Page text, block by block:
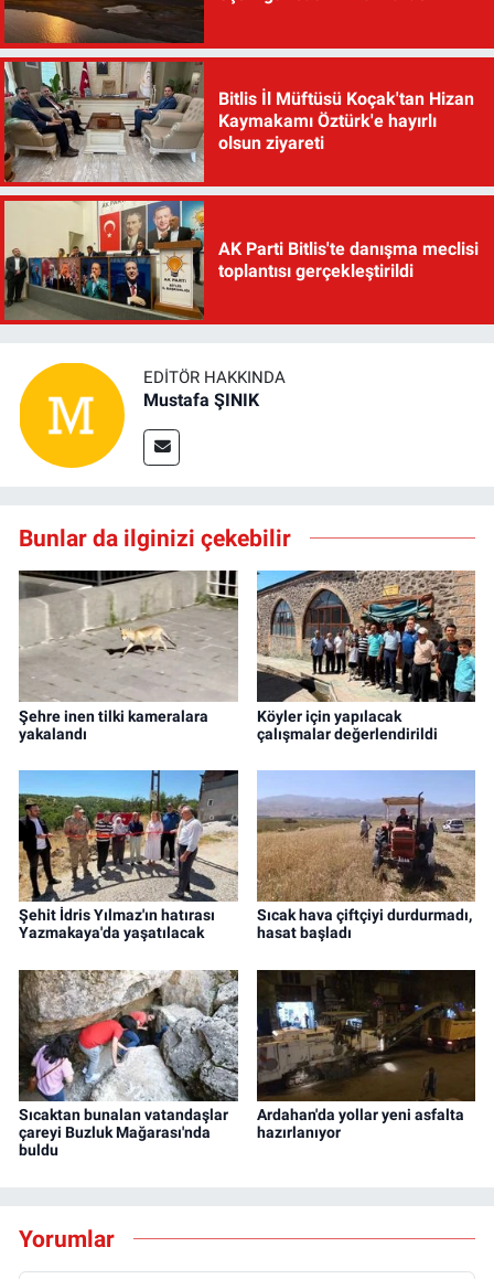
Bitlis İl Müftüsü Koçak'tan Hizan
Kaymakamı Öztürk'e hayırlı
olsun ziyareti
AK Parti Bitlis'te danışma meclisi
toplantısı gerçekleştirildi
EDITÖR HAKKINDA
Mustafa ŞINIK
Bunlar da ilginizi çekebilir
Şehre inen tilki kameralara
yakalandı
Köyler için yapılacak
çalışmalar değerlendirildi
Şehit İdris Yılmaz'ın hatırası
Yazmakaya'da yaşatılacak
Sıcak hava çiftçiyi durdurmadı,
hasat başladı
Sıcaktan bunalan vatandaşlar
çareyi Buzluk Mağarası'nda
buldu
Ardahan'da yollar yeni asfalta
hazırlanıyor
Yorumlar